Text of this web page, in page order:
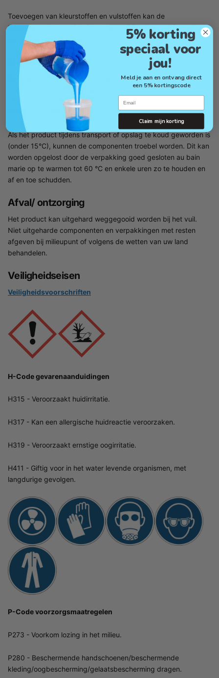
Toevoegen van kleurstoffen en vulstoffen kan de
temperatuurbestendigheid verlagen. Bij te hoge vulling raden
wij aan een ongevulde extra top coat te gebruiken.
Houdbaarheid
Deze epoxy wordt het best opgeslagen op een droge plaats
tussen 18°C en 28°C. Aangebroken verpakkingen moeten
zorgvuldig worden gesloten om de houdbaarheid te
waarborgen. Mits goed gesloten is de epoxy 2 jaar houdbaar.
Als het product tijdens transport of opslag te koud geworden is
(onder 15°C), kunnen de componenten troebel worden. Dit kan
worden opgelost door de verpakking goed gesloten au bain
marie op te warmen tot 60 °C en enkele uren zo te houden en
af en toe schudden.
Afval/ ontzorging
Het product kan uitgehard weggegooid worden bij het vuil.
Niet uitgeharde componenten en verpakkingen met resten
afgeven bij milieupunt of volgens de wetten van uw land
behandelen.
Veiligheidseisen
Veiligheidsvoorschriften
H-Code gevarenaanduidingen
H315 - Veroorzaakt huidirritatie.
H317 - Kan een allergische huidreactie veroorzaken.
H319 - Veroorzaakt ernstige oogirritatie.
H411 - Giftig voor in het water levende organismen, met
langdurige gevolgen.
P-Code voorzorgsmaatregelen
P273 - Voorkom lozing in het milieu.
P280 - Beschermende handschoenen/beschermende
kleding/oogbescherming/gelaatsbescherming dragen.
5% korting
speciaal voor
jou!
Meld je aan en ontvang direct
een 5% kortingscode
Email
Claim mijn korting